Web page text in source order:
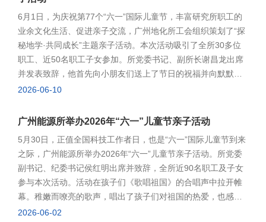
6月1日，为庆祝第77个“六一”国际儿童节，丰富研究所职工的
业余文化生活、促进亲子交流，广州地化所工会组织策划了“探
秘地学·共同成长”主题亲子活动。本次活动吸引了全所30多位
职工、近50名职工子女参加。所党委书记、副所长谢昌龙出席
并发表致辞，他首先向小朋友们送上了节日的祝福并向默默支
持研究所工作的职工家属们表示了衷心的感谢。他指出，所党
为纽带的工作模式，推动形成科研人员家庭与研究所发展同向
《盛世中华》拉开序幕。小演员们精神饱满，声音洪亮，整齐
的朗诵传递出对祖国深深的热爱。稚嫩却坚定的童声展现了新
时代幼儿自信大方、昂扬向上的精神风貌。随后，张乐老师、
李静老师以及华南国家植物园的王彤老师分别为孩子们做《中
国探月工程》《小小碳侦探：空气里的秘密》《食虫植物》等
科普报告。老师们生动有趣的讲解，不仅为孩子们展现了地球
2026-06-10
广州能源所举办2026年“六一”儿童节亲子活动
5月30日，正值全国科技工作者日，也是“六一”国际儿童节到来
之际，广州能源所举办2026年“六一”儿童节亲子活动。所党委
副书记、纪委书记侯红明出席并致辞，全所近90名职工及子女
参与本次活动。活动在孩子们《歌唱祖国》的合唱声中拉开帷
幕。稚嫩而嘹亮的歌声，唱出了孩子们对祖国的热爱，也感染
了在场的每一位家长。侯红明代表所党委向小朋友们致以节日
2026-06-02